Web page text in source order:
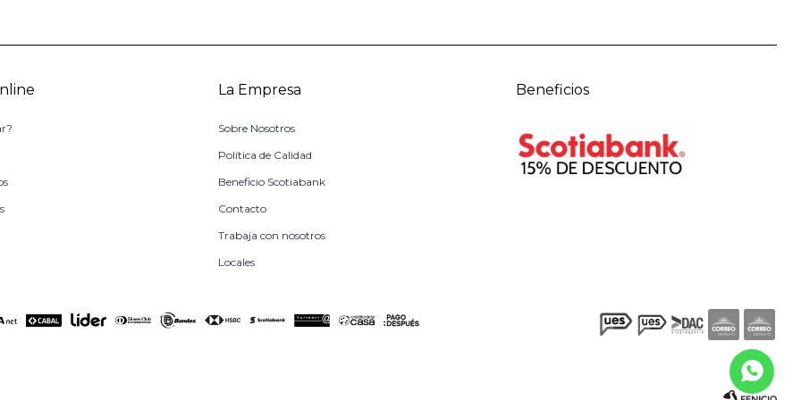
La Empresa
Sobre Nosotros
Política de Calidad
Beneficio Scotiabank
Contacto
Trabaja con nosotros
Locales
Beneficios